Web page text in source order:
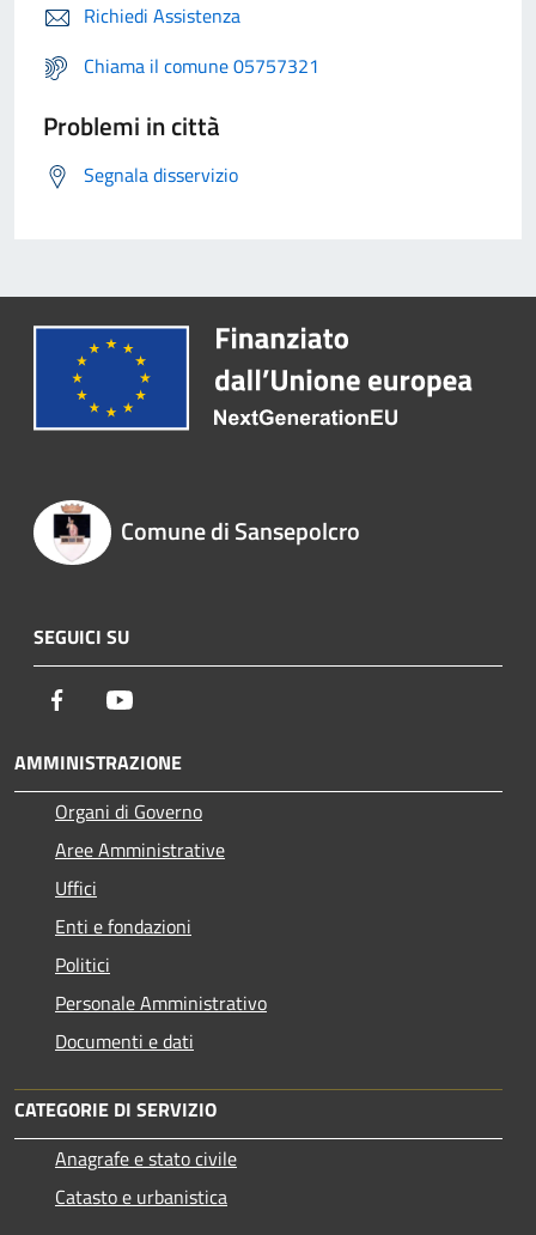
Richiedi Assistenza
Chiama il comune 05757321
Problemi in città
Segnala disservizio
Comune di Sansepolcro
SEGUICI SU
Facebook
AMMINISTRAZIONE
Organi di Governo
Aree Amministrative
Uffici
Enti e fondazioni
Politici
Personale Amministrativo
Documenti e dati
CATEGORIE DI SERVIZIO
Anagrafe e stato civile
Catasto e urbanistica